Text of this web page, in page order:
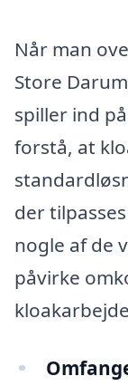
Når man
Store
spiller ind
forstå, at
der
nogle af de
påvirke